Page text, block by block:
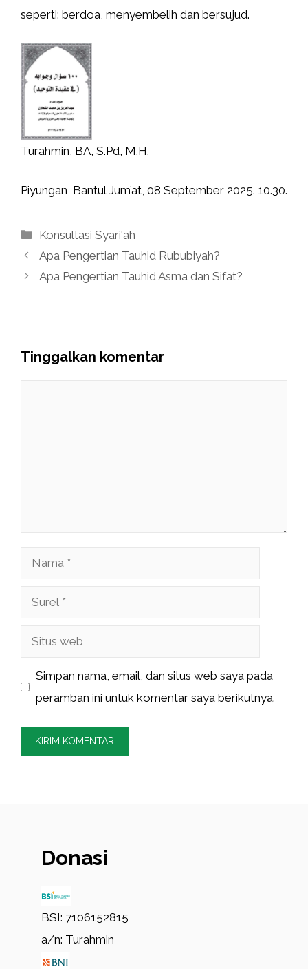
seperti: berdoa, menyembelih dan bersujud.
Turahmin, BA, S.Pd, M.H.
Piyungan, Bantul Jum’at, 08 September 2025. 10.30.
Kategori
Konsultasi Syari'ah
Apa Pengertian Tauhid Rububiyah?
Apa Pengertian Tauhid Asma dan Sifat?
Tinggalkan komentar
Nama
Surel
Situs
Simpan nama, email, dan situs web saya pada
peramban ini untuk komentar saya berikutnya.
Donasi
BSI: 7106152815
a/n: Turahmin